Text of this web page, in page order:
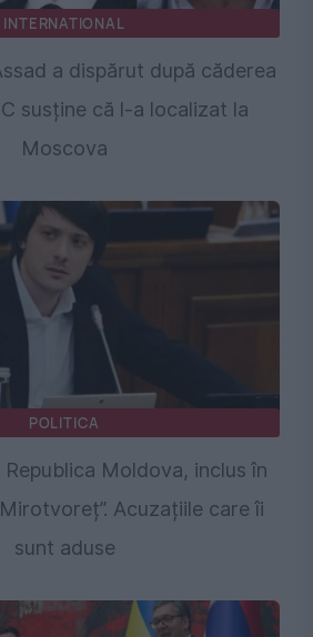
INTERNATIONAL
a dispărut după căderea
susține că l-a localizat la
Moscova
POLITICA
Moldova, inclus în
Acuzațiile care îi
sunt aduse